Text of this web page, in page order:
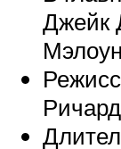
Джейк